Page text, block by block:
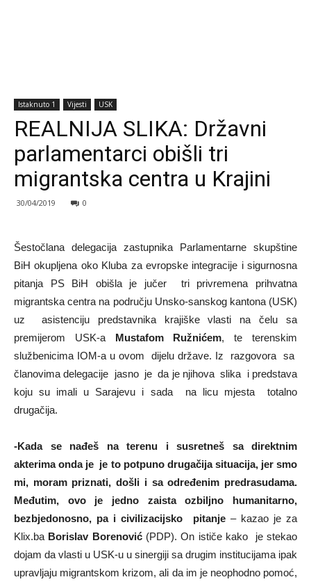
Istaknuto 1 Vijesti USK
REALNIJA SLIKA: Državni
parlamentarci obišli tri
migrantska centra u Krajini
30/04/2019 0
Šestočlana delegacija zastupnika Parlamentarne skupštine
BiH okupljena oko Kluba za evropske integracije i sigurnosna
pitanja PS BiH obišla je jučer tri privremena prihvatna
migrantska centra na području Unsko-sanskog kantona (USK)
uz asistenciju predstavnika krajiške vlasti na čelu sa
premijerom USK-a Mustafom Ružnićem, te terenskim
službenicima IOM-a u ovom dijelu države. Iz razgovora sa
članovima delegacije jasno je da je njihova slika i predstava
koju su imali u Sarajevu i sada na licu mjesta totalno
drugačija.
-Kada se nađeš na terenu i susretneš sa direktnim
akterima onda je je to potpuno drugačija situacija, jer smo
mi, moram priznati, došli i sa određenim predrasudama.
Međutim, ovo je jedno zaista ozbiljno humanitarno,
bezbjedonosno, pa i civilizacijsko pitanje– kazao je za
Klix.ba Borislav Borenović(PDP). On ističe kako je stekao
dojam da vlasti u USK-u u sinergiji sa drugim institucijama ipak
upravljaju migrantskom krizom, ali da im je neophodno pomoć,